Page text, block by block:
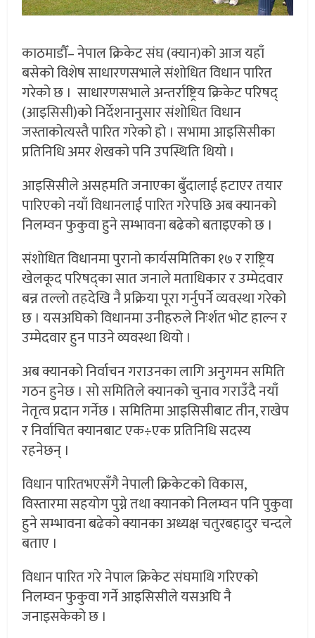
काठमाडौँ– नेपाल क्रिकेट संघ (क्यान)को आज यहाँ
बसेको विशेष साधारणसभाले संशोधित विधान पारित
गरेको छ । साधारणसभाले अन्तर्राष्ट्रिय क्रिकेट परिषद्
(आइसिसी)को निर्देशनानुसार संशोधित विधान
जस्ताकोत्यस्तै पारित गरेको हो । सभामा आइसिसीका
प्रतिनिधि अमर शेखको पनि उपस्थिति थियो ।
आइसिसीले असहमति जनाएका बुँदालाई हटाएर तयार
पारिएको नयाँ विधानलाई पारित गरेपछि अब क्यानको
निलम्वन फुकुवा हुने सम्भावना बढेको बताइएको छ ।
संशोधित विधानमा पुरानो कार्यसमितिका १७ र राष्ट्रिय
खेलकूद परिषद्का सात जनाले मताधिकार र उम्मेदवार
बन्न तल्लो तहदेखि नै प्रक्रिया पूरा गर्नुपर्ने व्यवस्था गरेको
छ । यसअघिको विधानमा उनीहरुले निःर्शत भोट हाल्न र
उम्मेदवार हुन पाउने व्यवस्था थियो ।
अब क्यानको निर्वाचन गराउनका लागि अनुगमन समिति
गठन हुनेछ । सो समितिले क्यानको चुनाव गराउँदै नयाँ
नेतृत्व प्रदान गर्नेछ । समितिमा आइसिसीबाट तीन, राखेप
र निर्वाचित क्यानबाट एक÷एक प्रतिनिधि सदस्य
रहनेछन् ।
विधान पारितभएसँगै नेपाली क्रिकेटको विकास,
विस्तारमा सहयोग पुग्ने तथा क्यानको निलम्वन पनि पुकुवा
हुने सम्भावना बढेको क्यानका अध्यक्ष चतुरबहादुर चन्दले
बताए ।
विधान पारित गरे नेपाल क्रिकेट संघमाथि गरिएको
निलम्वन फुकुवा गर्ने आइसिसीले यसअघि नै
जनाइसकेको छ ।